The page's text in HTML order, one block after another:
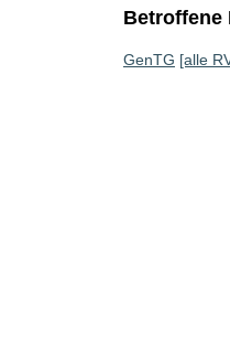
Betroffene
GenTG [alle